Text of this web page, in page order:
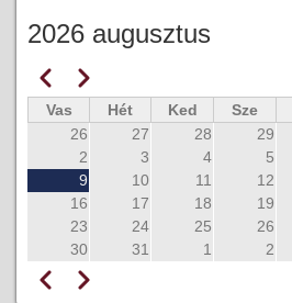
2026 augusztus
Oldalszámozás
Előző
Következő
Vas
Hét Ked Sze
26
27 28 29
2
3 4 5
9
10 11 12
16
17 18 19
23
24 25 26
30
31 1 2
Oldalszámozás
Előző Következő